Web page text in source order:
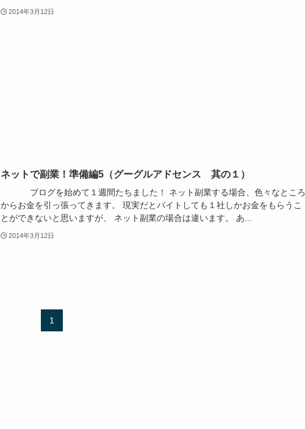
2014年3月12日
ネットで副業！準備編5（グーグルアドセンス 其の１）
ブログを始めて１週間たちました！ ネット副業する場合、色々なところ
からお金を引っ張ってきます。 現実だとバイトしても１社しかお金をもらうこ
とができないと思いますが、 ネット副業の場合は違います。 あ...
2014年3月12日
1